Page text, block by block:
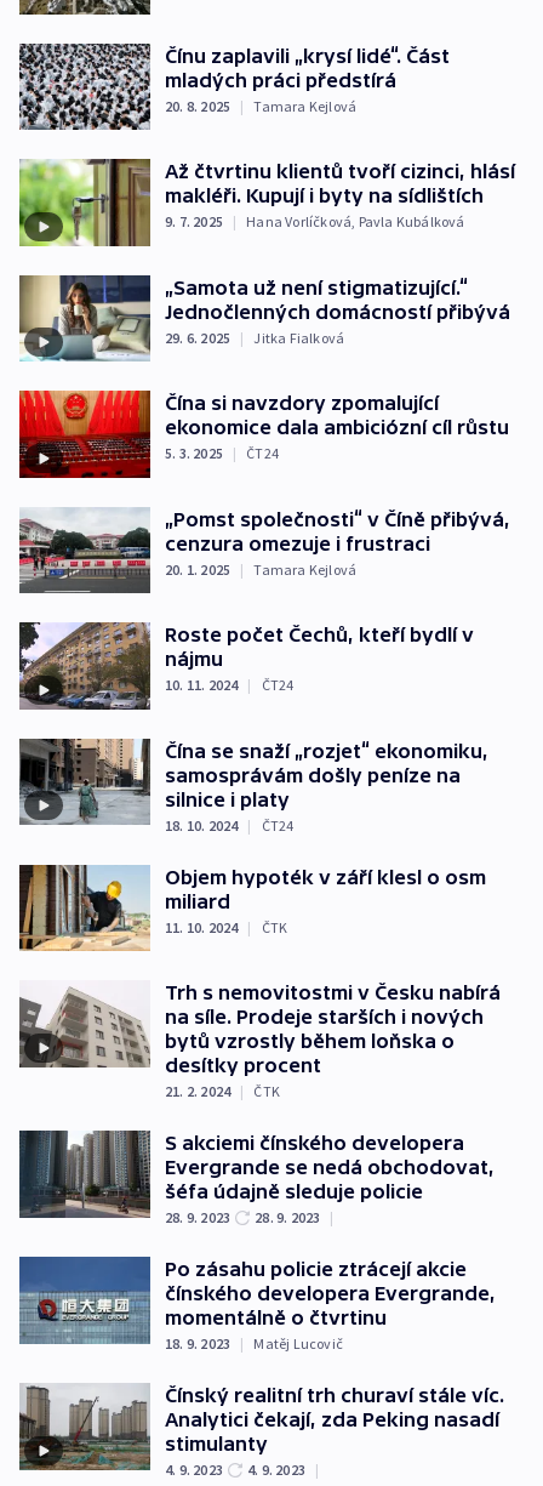
Čínu zaplavili „krysí lidé“. Část
mladých práci předstírá
20. 8. 2025 | Tamara Kejlová
Až čtvrtinu klientů tvoří cizinci, hlásí
makléři. Kupují i byty na sídlištích
9. 7. 2025 | Hana Vorlíčková, Pavla Kubálková
„Samota už není stigmatizující.“
Jednočlenných domácností přibývá
29. 6. 2025 | Jitka Fialková
Čína si navzdory zpomalující
ekonomice dala ambiciózní cíl růstu
5. 3. 2025 | ČT24
„Pomst společnosti“ v Číně přibývá,
cenzura omezuje i frustraci
20. 1. 2025 | Tamara Kejlová
Roste počet Čechů, kteří bydlí v
nájmu
10. 11. 2024 | ČT24
Čína se snaží „rozjet“ ekonomiku,
samosprávám došly peníze na
silnice i platy
18. 10. 2024 | ČT24
Objem hypoték v září klesl o osm
miliard
11. 10. 2024 | ČTK
Trh s nemovitostmi v Česku nabírá
na síle. Prodeje starších i nových
bytů vzrostly během loňska o
desítky procent
21. 2. 2024 | ČTK
S akciemi čínského developera
Evergrande se nedá obchodovat,
šéfa údajně sleduje policie
28. 9. 2023 28. 9. 2023 |
Po zásahu policie ztrácejí akcie
čínského developera Evergrande,
momentálně o čtvrtinu
18. 9. 2023 | Matěj Lucovič
Čínský realitní trh churaví stále víc.
Analytici čekají, zda Peking nasadí
stimulanty
4. 9. 2023 4. 9. 2023 |